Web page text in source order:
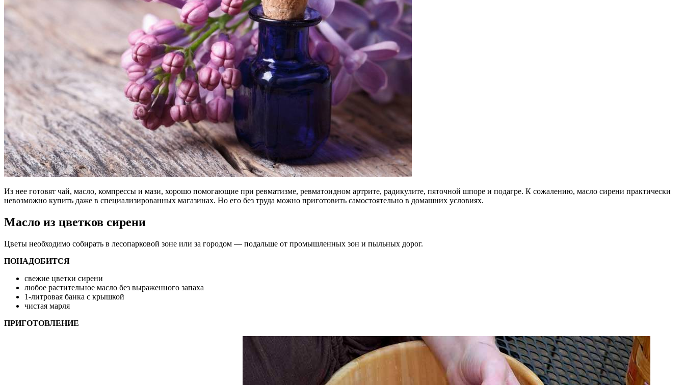
Из нее готовят чай, масло, компрессы и мази, хорошо помогающие при ревматизме, ревматоидном артрите, радикулите, пяточной шпоре и подагре. К сожалению, масло сирени практически
невозможно купить даже в специализированных магазинах. Но его без труда можно приготовить самостоятельно в домашних условиях.
Масло из цветков сирени
Цветы необходимо собирать в лесопарковой зоне или за городом — подальше от промышленных зон и пыльных дорог.
ПОНАДОБИТСЯ
свежие цветки сирени
любое растительное масло без выраженного запаха
1-литровая банка с крышкой
чистая марля
ПРИГОТОВЛЕНИЕ